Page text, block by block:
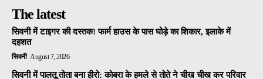
The latest
सिवनी में टाइगर की दस्तक! फार्म हाउस के पास घोड़े का शिकार, इलाके में
दहशत
सिवनी August 7, 2026
सिवनी में पालतू तोता बना हीरो: कोबरा के हमले से तोते ने चीख चीख कर परिवार